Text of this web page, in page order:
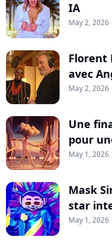
IA
May 2, 2026
Florent
avec
May 2, 2026
Une
pour
May 1, 2026
Mask
star
May 1, 2026